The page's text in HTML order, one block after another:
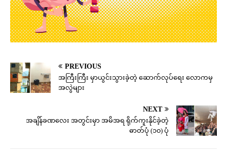
PREVIOUS
အကြီးကြီး မှာယွင်းသွားခဲ့တဲ့ ဆောက်လုပ်ရေး လောကမှ
အလွဲများ
NEXT
အချိန်ခဏလေး အတွင်းမှာ အမိအရ ရိုက်ကူးနိုင်ခဲ့တဲ့
ဓာတ်ပုံ (၁၀) ပုံ